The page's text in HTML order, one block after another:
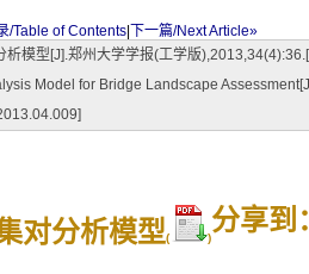
/Table of Contents
下一篇/Next Article»
析模型[J].郑州大学学报(工学版
Model for Bridge Landscape
对分析模型( )
分享到